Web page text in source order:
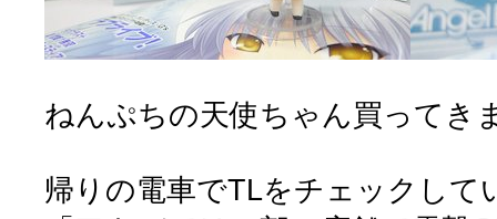
ねんぷちの天使ちゃん買ってき
帰りの電車でTLをチェックして